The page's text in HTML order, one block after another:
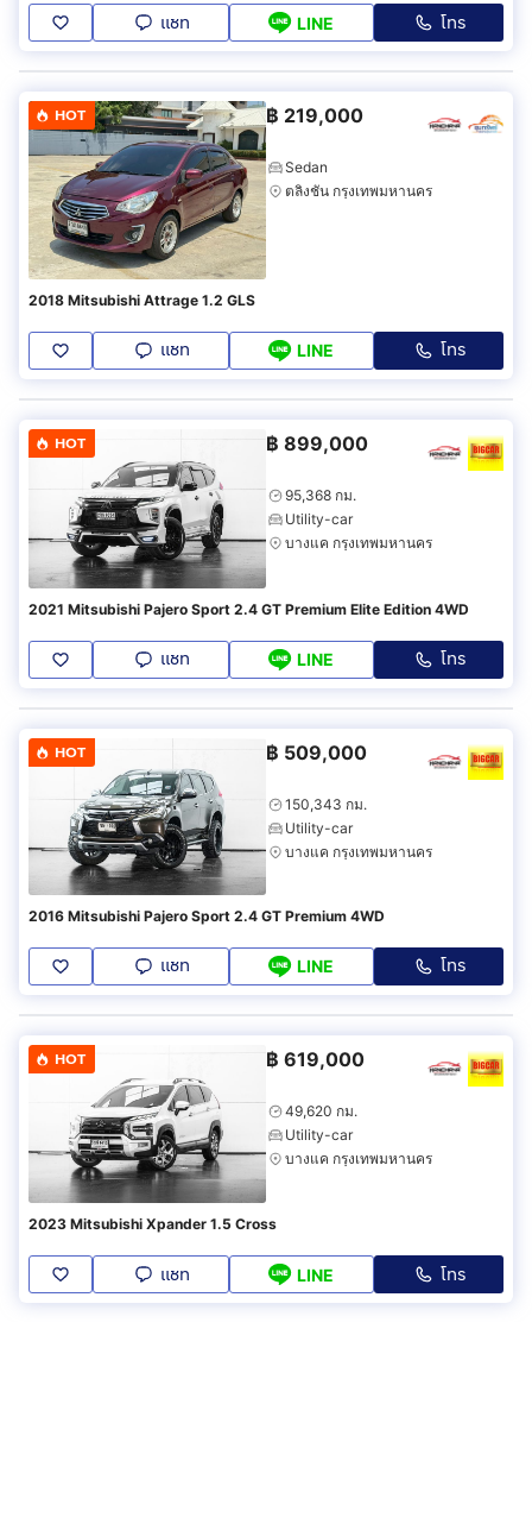
แชท LINE โทร
HOT ฿ 219,000
Sedan
ตลิ่งชัน กรุงเทพมหานคร
2018 Mitsubishi Attrage 1.2 GLS
แชท LINE โทร
HOT ฿ 899,000
95,368 กม.
Utility-car
บางแค กรุงเทพมหานคร
2021 Mitsubishi Pajero Sport 2.4 GT Premium Elite Edition 4WD
แชท LINE โทร
HOT ฿ 509,000
150,343 กม.
Utility-car
บางแค กรุงเทพมหานคร
2016 Mitsubishi Pajero Sport 2.4 GT Premium 4WD
แชท LINE โทร
HOT ฿ 619,000
49,620 กม.
Utility-car
บางแค กรุงเทพมหานคร
2023 Mitsubishi Xpander 1.5 Cross
แชท LINE โทร